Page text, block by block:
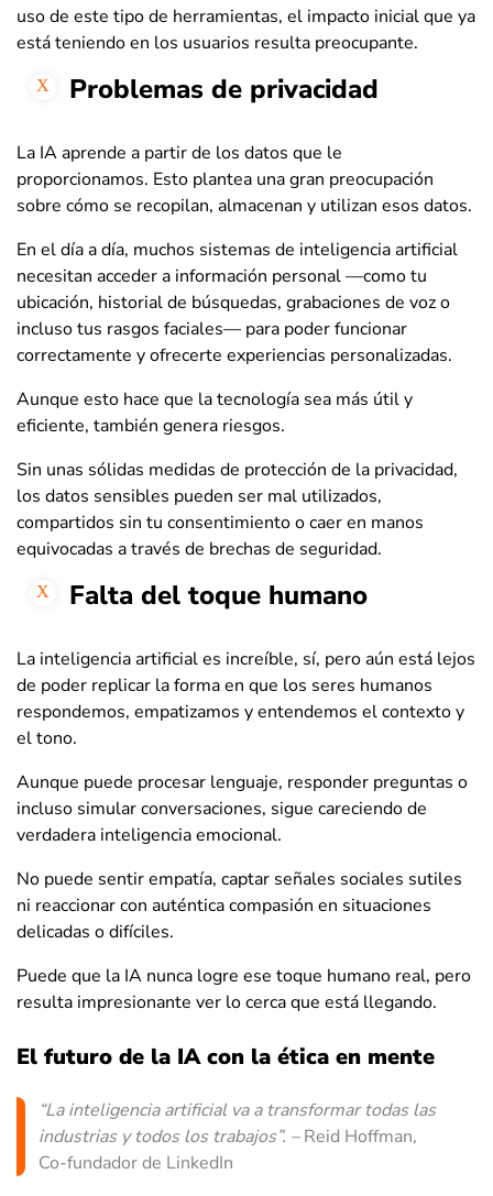
uso de este tipo de herramientas, el impacto inicial que ya
está teniendo en los usuarios resulta preocupante.
Problemas de privacidad
La IA aprende a partir de los datos que le
proporcionamos. Esto plantea una gran preocupación
sobre cómo se recopilan, almacenan y utilizan esos datos.
En el día a día, muchos sistemas de inteligencia artificial
necesitan acceder a información personal —como tu
ubicación, historial de búsquedas, grabaciones de voz o
incluso tus rasgos faciales— para poder funcionar
correctamente y ofrecerte experiencias personalizadas.
Aunque esto hace que la tecnología sea más útil y
eficiente, también genera riesgos.
Sin unas sólidas medidas de protección de la privacidad,
los datos sensibles pueden ser mal utilizados,
compartidos sin tu consentimiento o caer en manos
equivocadas a través de brechas de seguridad.
Falta del toque humano
La inteligencia artificial es increíble, sí, pero aún está lejos
de poder replicar la forma en que los seres humanos
respondemos, empatizamos y entendemos el contexto y
el tono.
Aunque puede procesar lenguaje, responder preguntas o
incluso simular conversaciones, sigue careciendo de
verdadera inteligencia emocional.
No puede sentir empatía, captar señales sociales sutiles
ni reaccionar con auténtica compasión en situaciones
delicadas o difíciles.
Puede que la IA nunca logre ese toque humano real, pero
resulta impresionante ver lo cerca que está llegando.
El futuro de la IA con la ética en mente
“La inteligencia artificial va a transformar todas las
industrias y todos los trabajos”. –Reid Hoffman,
Co-fundador de LinkedIn